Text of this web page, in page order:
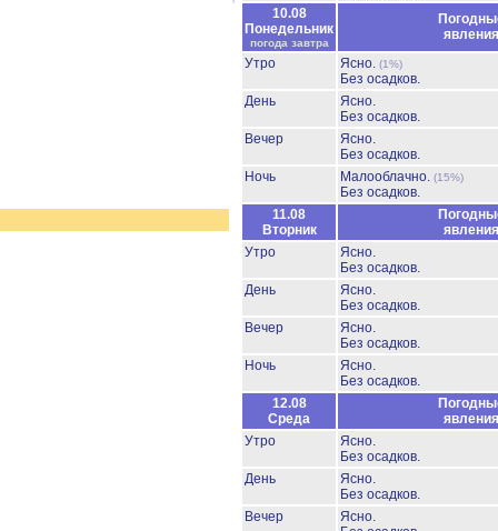
10.08
Понедельник
погода завтра
явления
Утро
Ясно. (1%)
Без осадков.
День
Ясно.
Без осадков.
Вечер
Ясно.
Без осадков.
Ночь
Малооблачно. (15%)
Без осадков.
11.08
Вторник
явления
Утро
Ясно.
Без осадков.
День
Ясно.
Без осадков.
Вечер
Ясно.
Без осадков.
Ночь
Ясно.
Без осадков.
12.08
Среда
явления
Утро
Ясно.
Без осадков.
День
Ясно.
Без осадков.
Вечер
Ясно.